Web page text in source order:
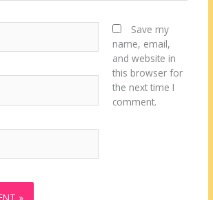
Save my
name, email,
and website in
this browser for
the next time I
comment.